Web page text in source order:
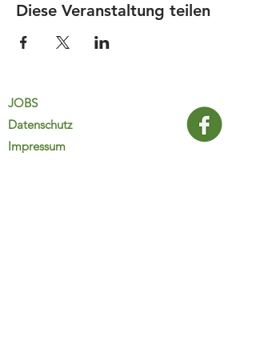
Diese Veranstaltung teilen
JOBS
Datenschutz
Impressum